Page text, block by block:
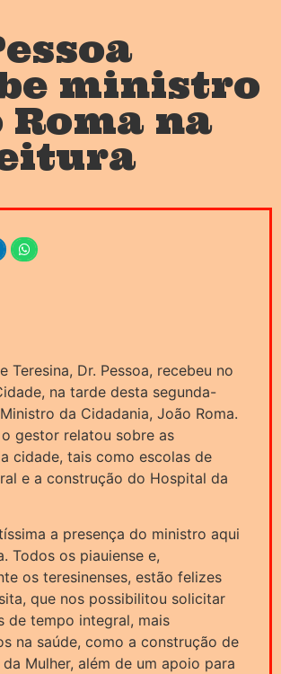
ministro
Roma na
Teresina, Dr. Pessoa, recebeu no
na tarde desta segunda-
da Cidadania, João Roma.
gestor relatou sobre as
cidade, tais como escolas de
e a construção do Hospital da
a presença do ministro aqui
Todos os piauiense e,
os teresinenses, estão felizes
que nos possibilitou solicitar
de tempo integral, mais
na saúde, como a construção de
Mulher, além de um apoio para